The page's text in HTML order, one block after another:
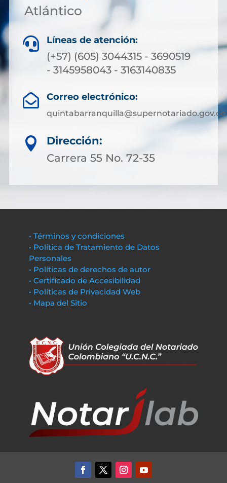
Atlántico
 Líneas de atención:
(+57) (605) 3044315 - 3690519
- 3145958043 - 3163140835
 Correo electrónico:
quintabarranquilla@supernotariado.gov.co

Dirección:
Carrera 55 No. 72-35
• Términos y condiciones
• Política de Tratamiento de Datos
Personales
• Políticas de derechos de autor
• Certificado de Accesibilidad
• Políticas de Privacidad Web
• Mapa del Sitio